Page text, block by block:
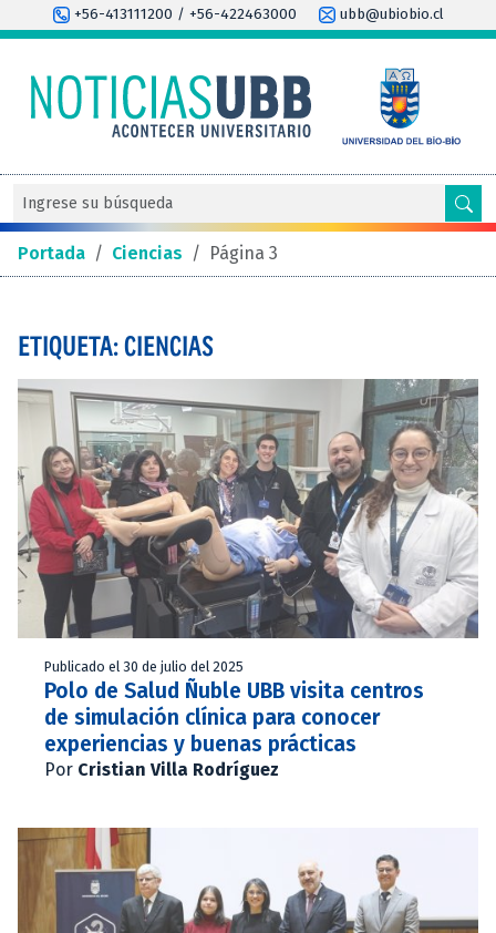
+56-413111200 / +56-422463000 ubb@ubiobio.cl
Portada / Ciencias / Página 3
ETIQUETA: CIENCIAS
Publicado el 30 de julio del 2025
Polo de Salud Ñuble UBB visita centros
de simulación clínica para conocer
experiencias y buenas prácticas
Por Cristian Villa Rodríguez